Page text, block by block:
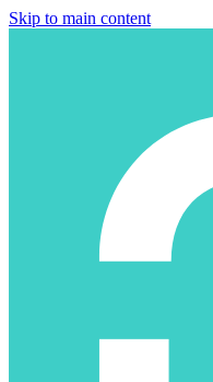
Skip to main content